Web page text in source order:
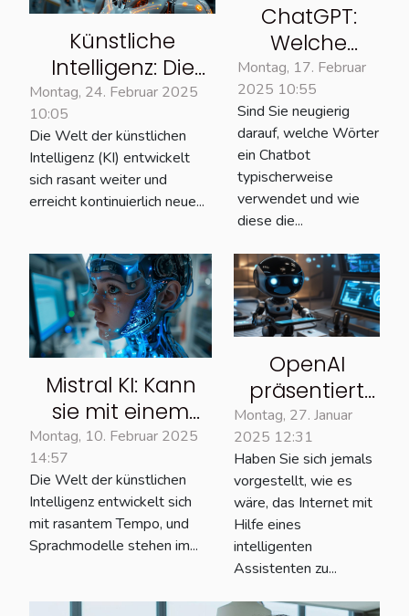
Künstliche
Intelligenz: Die
zehn
leistungsstärksten
Modelle im
Februar 2025
Montag, 24. Februar 2025
10:05
Die Welt der künstlichen
Intelligenz (KI) entwickelt
sich rasant weiter und
erreicht kontinuierlich neue...
ChatGPT:
Welche
Wörter
verwendet
der Chatbot
am
häufigsten?
Montag, 17. Februar
2025 10:55
Sind Sie neugierig
darauf, welche Wörter
ein Chatbot
typischerweise
verwendet und wie
diese die...
Mistral KI: Kann
sie mit einem
fortgeschrittenen
Sprachmodell
konkurrieren?
Montag, 10. Februar 2025
14:57
Die Welt der künstlichen
Intelligenz entwickelt sich
mit rasantem Tempo, und
Sprachmodelle stehen im...
OpenAI
präsentiert
Operator,
einen
Assistenten
zum Surfen
im Internet
Montag, 27. Januar
2025 12:31
Haben Sie sich jemals
vorgestellt, wie es
wäre, das Internet mit
Hilfe eines
intelligenten
Assistenten zu...